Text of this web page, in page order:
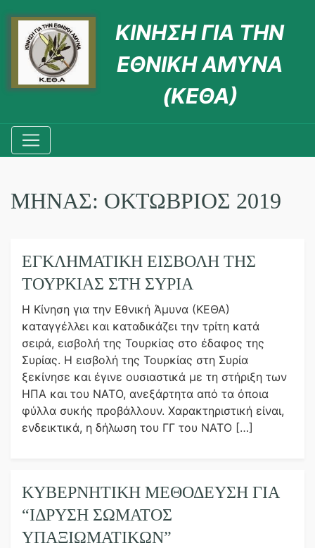
ΚΙΝΗΣΗ ΓΙΑ ΤΗΝ
ΕΘΝΙΚΗ ΑΜΥΝΑ
(ΚΕΘΑ)
ΜΉΝΑΣ: ΟΚΤΏΒΡΙΟΣ 2019
ΕΓΚΛΗΜΑΤΙΚΗ ΕΙΣΒΟΛΗ ΤΗΣ
ΤΟΥΡΚΙΑΣ ΣΤΗ ΣΥΡΙΑ
Η Κίνηση για την Εθνική Άμυνα (ΚΕΘΑ)
καταγγέλλει και καταδικάζει την τρίτη κατά
σειρά, εισβολή της Τουρκίας στο έδαφος της
Συρίας. Η εισβολή της Τουρκίας στη Συρία
ξεκίνησε και έγινε ουσιαστικά με τη στήριξη των
ΗΠΑ και του ΝΑΤΟ, ανεξάρτητα από τα όποια
φύλλα συκής προβάλλουν. Χαρακτηριστική είναι,
ενδεικτικά, η δήλωση του ΓΓ του ΝΑΤΟ […]
ΚΥΒΕΡΝΗΤΙΚΉ ΜΕΘΌΔΕΥΣΗ ΓΙΑ
“ΊΔΡΥΣΗ ΣΏΜΑΤΟΣ
ΥΠΑΞΙΩΜΑΤΙΚΏΝ”